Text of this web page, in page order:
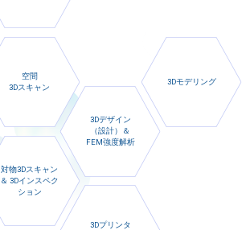
3Dモデリング
空間
3Dスキャン
対物3Dスキャン
＆ 3Dインスペク
ション
3Dデザイン
（設計）＆
FEM強度解析
3Dプリンタ